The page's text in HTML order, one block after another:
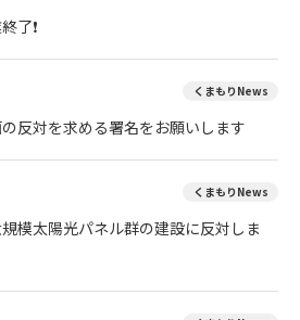
了❗
くまもりNews
反対を求める署名をお願いします
くまもりNews
模太陽光パネル群の建設に反対しま